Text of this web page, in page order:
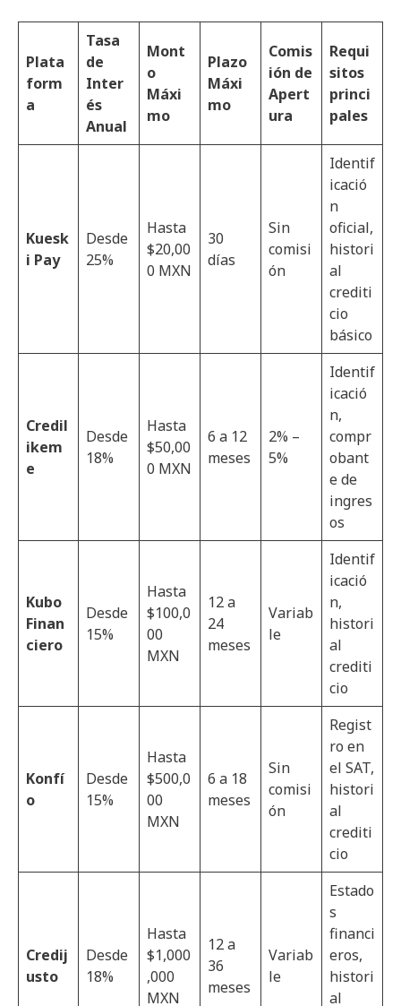
Plata
form
a
Tasa
de
Inter
és
Anual
Mont
o
Máxi
mo
Plazo
Máxi
mo
Comis
ión de
Apert
ura
Requi
sitos
princi
pales
Kuesk
i Pay
Desde
25%
Hasta
$20,00
0 MXN
30
días
Sin
comisi
ón
Identif
icació
n
oficial,
histori
al
crediti
cio
básico
Credil
ikem
e
Desde
18%
Hasta
$50,00
0 MXN
6 a 12
meses
2% –
5%
Identif
icació
n,
compr
obant
e de
ingres
os
Kubo
Finan
ciero
Desde
15%
Hasta
$100,0
00
MXN
12 a
24
meses
Variab
le
Identif
icació
n,
histori
al
crediti
cio
Konfí
o
Desde
15%
Hasta
$500,0
00
MXN
6 a 18
meses
Sin
comisi
ón
Regist
ro en
el SAT,
histori
al
crediti
cio
Credij
usto
Desde
18%
Hasta
$1,000
,000
MXN
12 a
36
meses
Variab
le
Estado
s
financi
eros,
histori
al